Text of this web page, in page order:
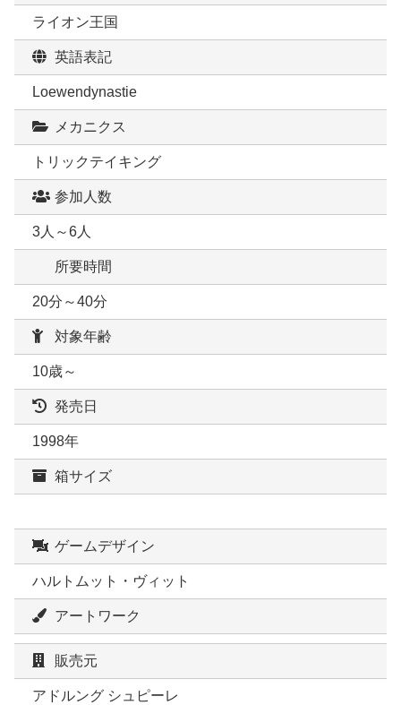
ライオン王国
英語表記
Loewendynastie
メカニクス
トリックテイキング
参加人数
3人～6人
所要時間
20分～40分
対象年齢
10歳～
発売日
1998年
箱サイズ
ゲームデザイン
ハルトムット・ヴィット
アートワーク
販売元
アドルング シュピーレ